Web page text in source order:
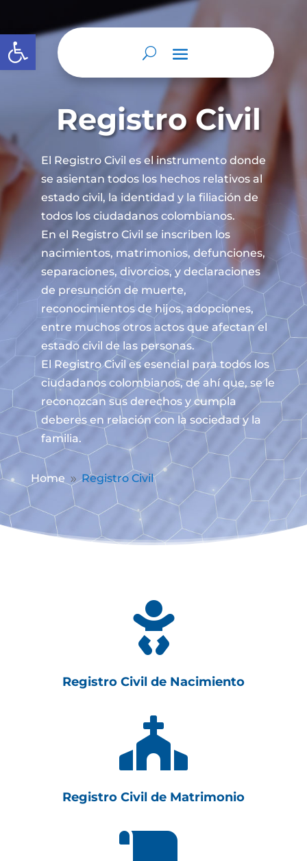
Abrir barra de herramientas
Registro Civil
El Registro Civil es el instrumento donde
se asientan todos los hechos relativos al
estado civil, la identidad y la filiación de
todos los ciudadanos colombianos.
En el Registro Civil se inscriben los
nacimientos, matrimonios, defunciones,
separaciones, divorcios, y declaraciones
de presunción de muerte,
reconocimientos de hijos, adopciones,
entre muchos otros actos que afectan el
estado civil de las personas.
El Registro Civil es esencial para todos los
ciudadanos colombianos, de ahí que, se le
reconozcan sus derechos y cumpla
deberes en relación con la sociedad y la
familia.
Home 9 Registro Civil

Registro Civil de Nacimiento

Registro Civil de Matrimonio